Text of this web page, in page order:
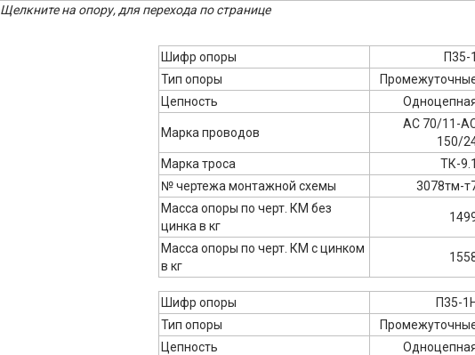
Щелкните на опору, для перехода по странице
Шифр опоры
П35-1
Тип опоры
Цепность
Марка проводов
АС 70/11-
150/
Марка троса
ТК-9.1
№ чертежа монтажной схемы
3078тм-
Масса опоры по черт. КМ без
цинка в кг
Масса опоры по черт. КМ с цинком
в кг
Шифр опоры
П35-1Н
Тип опоры
Цепность